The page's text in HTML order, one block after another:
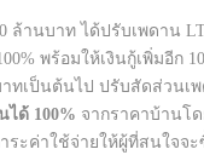
ล้านบาท ได้ปรับเพดาน
พร้อมให้เงินกู้เพิ่มอีก
ทเป็นต้นไป ปรับสัดส่วนเ
ด้ 100% จากราคาบ้านโ
ระค่าใช้จ่ายให้ผู้ที่สนใจ